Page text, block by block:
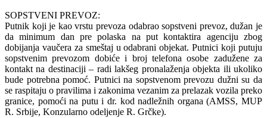
SOPSTVENI PREVOZ:
Putnik koji je kao vrstu prevoza odabrao sopstveni prevoz, dužan je
da minimum dan pre polaska na put kontaktira agenciju zbog
dobijanja vaučera za smeštaj u odabrani objekat. Putnici koji putuju
sopstvenim prevozom dobiće i broj telefona osobe zadužene za
kontakt na destinaciji – radi lakšeg pronalaženja objekta ili ukoliko
bude potrebna pomoć. Putnici na sopstvenom prevozu dužni su da
se raspitaju o pravilima i zakonima vezanim za prelazak vozila preko
granice, pomoći na putu i dr. kod nadležnih organa (AMSS, MUP
R. Srbije, Konzularno odeljenje R. Grčke).